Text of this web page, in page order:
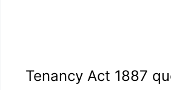
Tenancy Act 1887